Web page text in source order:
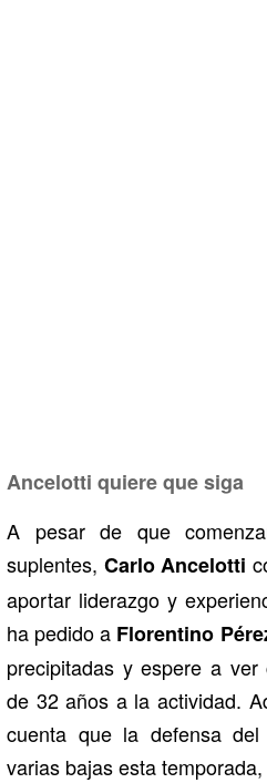
Ancelotti quiere que siga
A pesar de que
suplentes, Carlo Ancelotti
aportar liderazgo y
ha pedido a Florentino
precipitadas y espere a
de 32 años a la actividad.
cuenta que la defensa
varias bajas esta